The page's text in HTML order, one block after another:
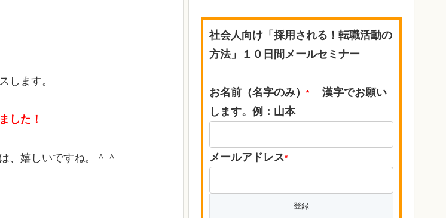
します。
した！
、嬉しいですね。＾＾
社会人向け「採用される！転職活動の
方法」１０日間メールセミナー
お名前（名字のみ） *
漢字でお願い
します。例：山本
メールアドレス*